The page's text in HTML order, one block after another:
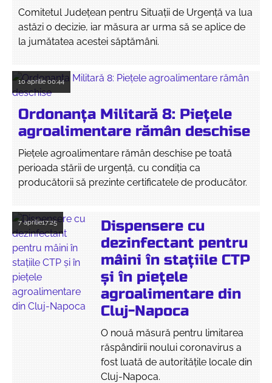
Comitetul Județean pentru Situații de Urgență va lua
astăzi o decizie, iar măsura ar urma să se aplice de
la jumătatea acestei săptămâni.
10 aprilie00:44
Ordonanța Militară 8: Piețele
agroalimentare rămân deschise
Piețele agroalimentare rămân deschise pe toată
perioada stării de urgență, cu condiția ca
producătorii să prezinte certificatele de producător.
7 aprilie17:25
Dispensere cu
dezinfectant pentru
mâini în stațiile CTP
și în piețele
agroalimentare din
Cluj-Napoca
O nouă măsură pentru limitarea
răspândirii noului coronavirus a
fost luată de autoritățile locale din
Cluj-Napoca.